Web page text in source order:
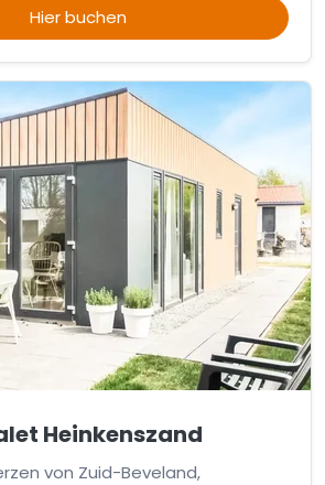
Hier buchen
Heinkenszand
von Zuid-Beveland,